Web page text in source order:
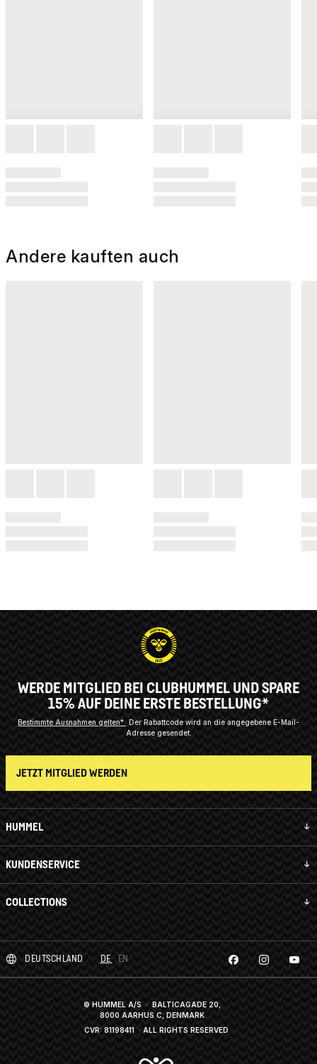
Andere kauften auch
HUMMEL
KUNDENSERVICE
COLLECTIONS
WERDE MITGLIED BEI CLUBHUMMEL UND SPARE
15% AUF DEINE ERSTE BESTELLUNG*
Bestimmte Ausnahmen gelten*
Der Rabattcode wird an die angegebene E-Mail-
Adresse gesendet.
JETZT MITGLIED WERDEN
DEUTSCHLAND DE EN
© HUMMEL A/S · BALTICAGADE 20,
8000 AARHUS C, DENMARK
CVR: 81198411 · ALL RIGHTS RESERVED